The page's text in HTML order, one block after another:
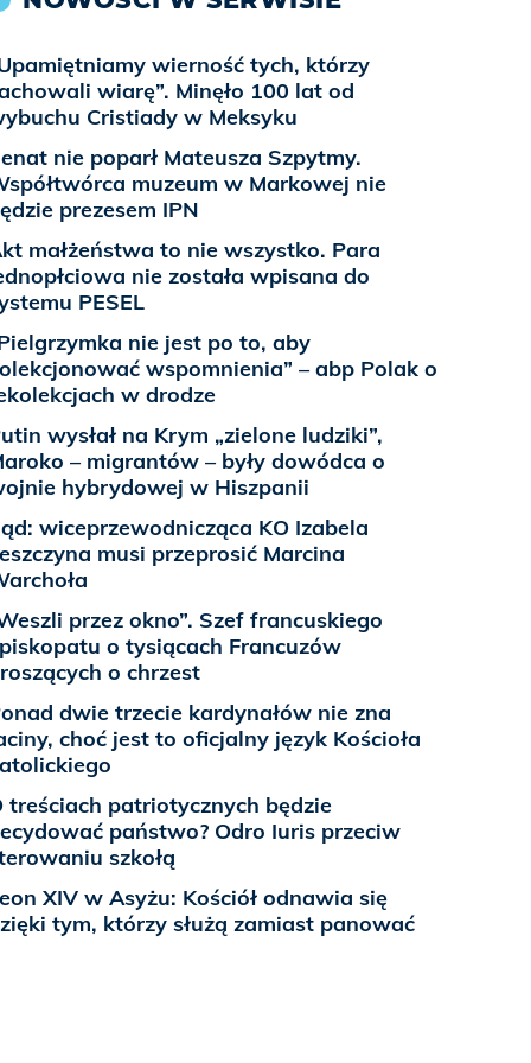
wierność tych, którzy
wiarę”. Minęło 100 lat od
Cristiady w Meksyku
nie poparł Mateusza Szpytmy.
muzeum w Markowej nie
prezesem IPN
małżeństwa to nie wszystko. Para
nie została wpisana do
PESEL
nie jest po to, aby
wspomnienia” – abp Polak o
w drodze
wysłał na Krym „zielone ludziki”,
– migrantów – były dowódca o
hybrydowej w Hiszpanii
wiceprzewodnicząca KO Izabela
musi przeprosić Marcina
przez okno”. Szef francuskiego
o tysiącach Francuzów
o chrzest
dwie trzecie kardynałów nie zna
choć jest to oficjalny język Kościoła
treściach patriotycznych będzie
państwo? Odro Iuris przeciw
szkołą
XIV w Asyżu: Kościół odnawia się
tym, którzy służą zamiast panować